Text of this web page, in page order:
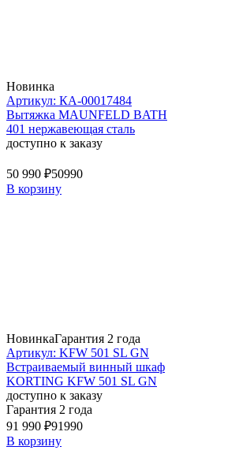
Новинка
Артикул: КА-00017484
Вытяжка MAUNFELD BATH
401 нержавеющая сталь
доступно к заказу
50 990 ₽50990
В корзину
НовинкаГарантия 2 года
Артикул: KFW 501 SL GN
Встраиваемый винный шкаф
KORTING KFW 501 SL GN
доступно к заказу
Гарантия 2 года
91 990 ₽91990
В корзину